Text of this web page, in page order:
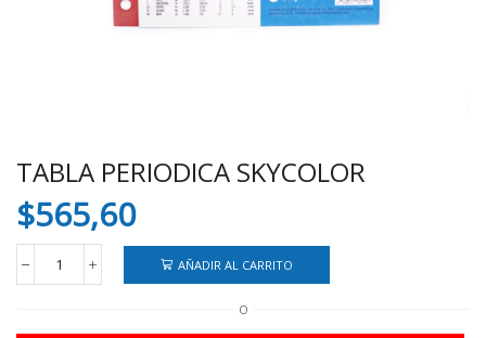
TABLA PERIODICA SKYCOLOR
$565,60
TABLA
cantidad
AÑADIR AL CARRITO
O